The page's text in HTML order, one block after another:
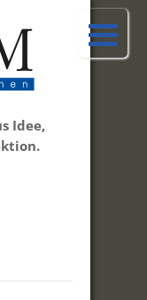
Idee,